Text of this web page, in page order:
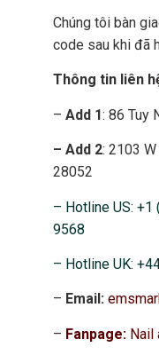
Chúng tôi bàn
code sau khi đã
Thông tin liên
– Add 1: 86 Tuy
– Add 2: 2103
28052
– Hotline US:
9568
– Hotline UK:
– Email:
– Fanpage: Nail